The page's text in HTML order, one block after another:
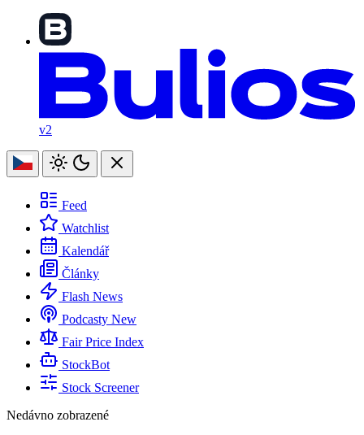
v2
Feed
Watchlist
Kalendář
Články
Flash News
Podcasty New
Fair Price Index
StockBot
Stock Screener
Nedávno zobrazené